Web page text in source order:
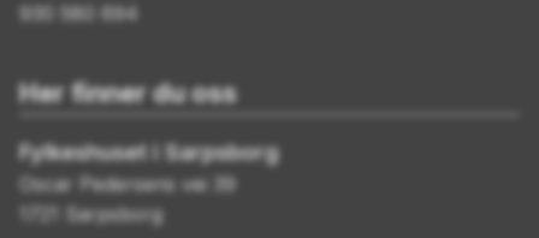
930 580 694
Her finner du oss
Fylkeshuset i Sarpsborg
Oscar Pedersens vei 39
1721 Sarpsborg